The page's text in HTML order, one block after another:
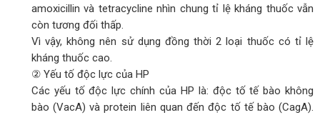
amoxicillin và tetracycline nhìn chung tỉ lệ kháng thuốc vẫn
còn tương đối thấp.
Vì vậy, không nên sử dụng đồng thời 2 loại thuốc có tỉ lệ
kháng thuốc cao.
② Yếu tố độc lực của HP
Các yếu tố độc lực chính của HP là: độc tố tế bào không
bào (VacA) và protein liên quan đến độc tố tế bào (CagA).